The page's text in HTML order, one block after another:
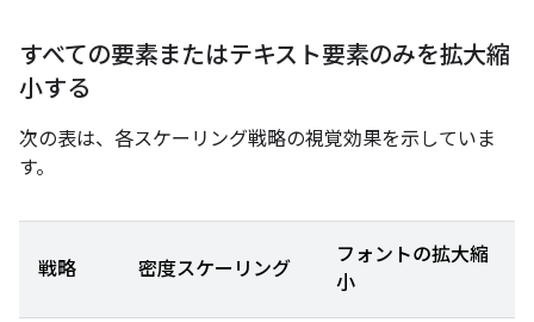
すべての要素またはテキスト要素のみを拡大縮
小する
次の表は、各スケーリング戦略の視覚効果を示していま
す。
戦略 密度スケーリング
フォントの拡大縮
小